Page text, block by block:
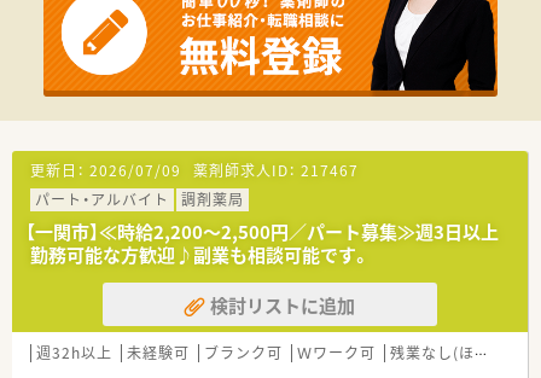
外来対応がメインとなります。在宅は数件個人宅を担当されて
います。門前の処方箋だけでなく、面でも応需していますので、
患者様のかかりつけとしてご活躍されたい方にお勧めの職場で
す。
≪企業ポイント≫
考えではなく、患者様のためになることなどを考え・発信できる
環境を求める方にお勧めです。代表も柔軟に物事を考えてくれ
る方で、相談しやすい雰囲気です。
更新日： 2026/07/09 薬剤師求人ID： 217467
パート・アルバイト
調剤薬局
【一関市】≪時給2,200～2,500円／パート募集≫週3日以上
勤務可能な方歓迎♪副業も相談可能です。
検討リストに追加
週32h以上 未経験可 ブランク可 Ｗワーク可 残業なし(ほぼなし含む)